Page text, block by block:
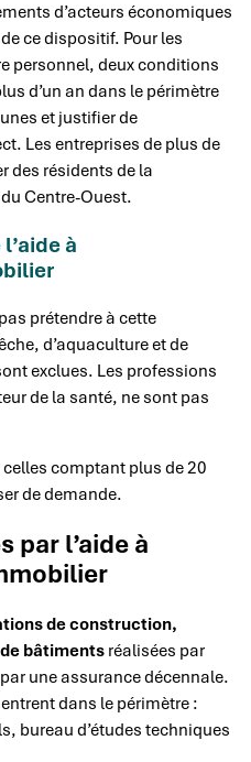
d’acteurs économiques
ce dispositif. Pour les
personnel, deux conditions
d’un an dans le périmètre
et justifier de
Les entreprises de plus de
des résidents de la
Centre-Ouest.
à
prétendre à cette
d’aquaculture et de
exclues. Les professions
de la santé, ne sont pas
comptant plus de 20
de demande.
par l’aide à
de construction,
bâtiments réalisées par
une assurance décennale.
dans le périmètre :
bureau d’études techniques